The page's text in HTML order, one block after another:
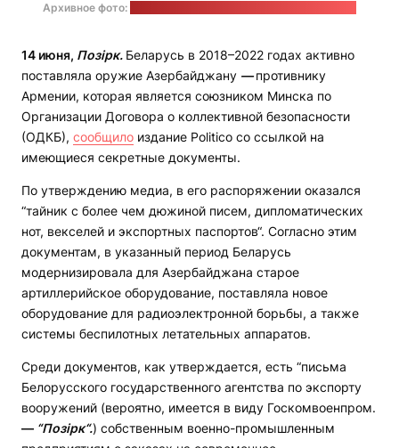
Архивное фото:
14 июня, Позірк. Беларусь в 2018–2022 годах активно
поставляла оружие Азербайджану —противнику
Армении, которая является союзником Минска по
Организации Договора о коллективной безопасности
(ОДКБ), сообщило издание Politico со ссылкой на
имеющиеся секретные документы.
По утверждению медиа, в его распоряжении оказался
“тайник с более чем дюжиной писем, дипломатических
нот, векселей и экспортных паспортов“. Согласно этим
документам, в указанный период Беларусь
модернизировала для Азербайджана старое
артиллерийское оборудование, поставляла новое
оборудование для радиоэлектронной борьбы, а также
системы беспилотных летательных аппаратов.
Среди документов, как утверждается, есть “письма
Белорусского государственного агентства по экспорту
вооружений (вероятно, имеется в виду Госкомвоенпром.
— “Позірк“.) собственным военно-промышленным